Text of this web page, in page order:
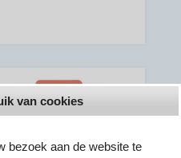
van cookies
bezoek aan de website te